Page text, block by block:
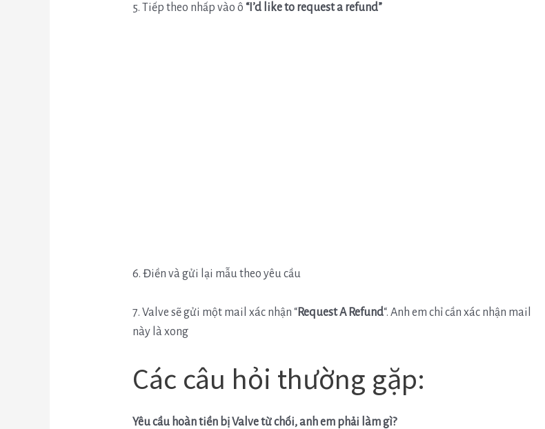
5. Tiếp theo nhấp vào ô“I’d like to request a refund”
6. Điền và gửi lại mẫu theo yêu cầu
7. Valve sẽ gửi một mail xác nhận “Request A Refund“. Anh em chỉ cần xác nhận mail
này là xong
Các câu hỏi thường gặp:
Yêu cầu hoàn tiền bị Valve từ chối, anh em phải làm gì?